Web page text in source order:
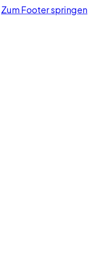
Zum Footer springen